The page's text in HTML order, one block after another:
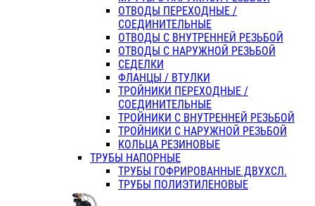
ОТВОДЫ ПЕРЕХОДНЫЕ /
СОЕДИНИТЕЛЬНЫЕ
ОТВОДЫ С ВНУТРЕННЕЙ РЕЗЬБОЙ
ОТВОДЫ С НАРУЖНОЙ РЕЗЬБОЙ
СЕДЕЛКИ
ФЛАНЦЫ / ВТУЛКИ
ТРОЙНИКИ ПЕРЕХОДНЫЕ /
СОЕДИНИТЕЛЬНЫЕ
ТРОЙНИКИ С ВНУТРЕННЕЙ РЕЗЬБОЙ
ТРОЙНИКИ С НАРУЖНОЙ РЕЗЬБОЙ
КОЛЬЦА РЕЗИНОВЫЕ
ТРУБЫ НАПОРНЫЕ
ТРУБЫ ГОФРИРОВАННЫЕ ДВУХСЛ.
ТРУБЫ ПОЛИЭТИЛЕНОВЫЕ